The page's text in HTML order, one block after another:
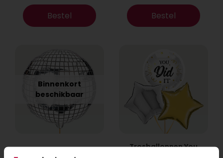
Bestel Bestel
Binnenkort
beschikbaar
Feestballon disco Trosballonnen You